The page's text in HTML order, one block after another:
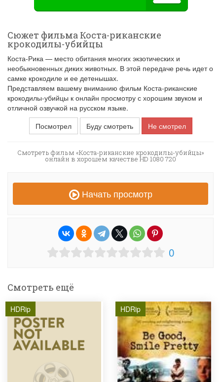
Сюжет фильма Коста-риканские
крокодилы-убийцы
Коста-Рика — место обитания многих экзотических и
необыкновенных диких животных. В этой передаче речь идет о
самке крокодиле и ее детенышах.
Представляем вашему вниманию фильм Коста-риканские
крокодилы-убийцы к онлайн просмотру с хорошим звуком и
отличной озвучкой на русском языке.
Посмотрел
Буду смотреть Не смотрел
Смотреть фильм «Коста-риканские крокодилы-убийцы»
онлайн в хорошем качестве HD 1080 720
Начать просмотр
0
Смотреть ещё
HDRip HDRip